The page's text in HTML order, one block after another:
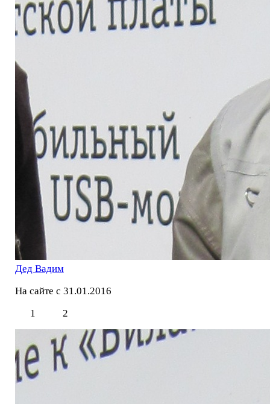
Дед Вадим
На сайте с 31.01.2016
1
2